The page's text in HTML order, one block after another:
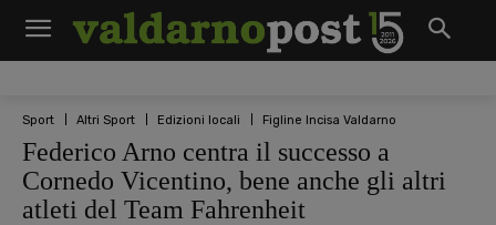
Sport Altri Sport Edizioni locali Figline Incisa Valdarno
Federico Arno centra il successo a
Cornedo Vicentino, bene anche gli altri
atleti del Team Fahrenheit